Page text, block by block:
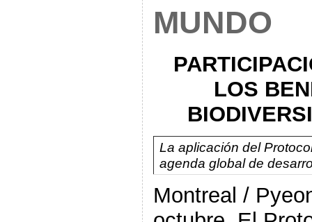
MUNDO
LOS
La aplicación del
agenda global de
Montreal /